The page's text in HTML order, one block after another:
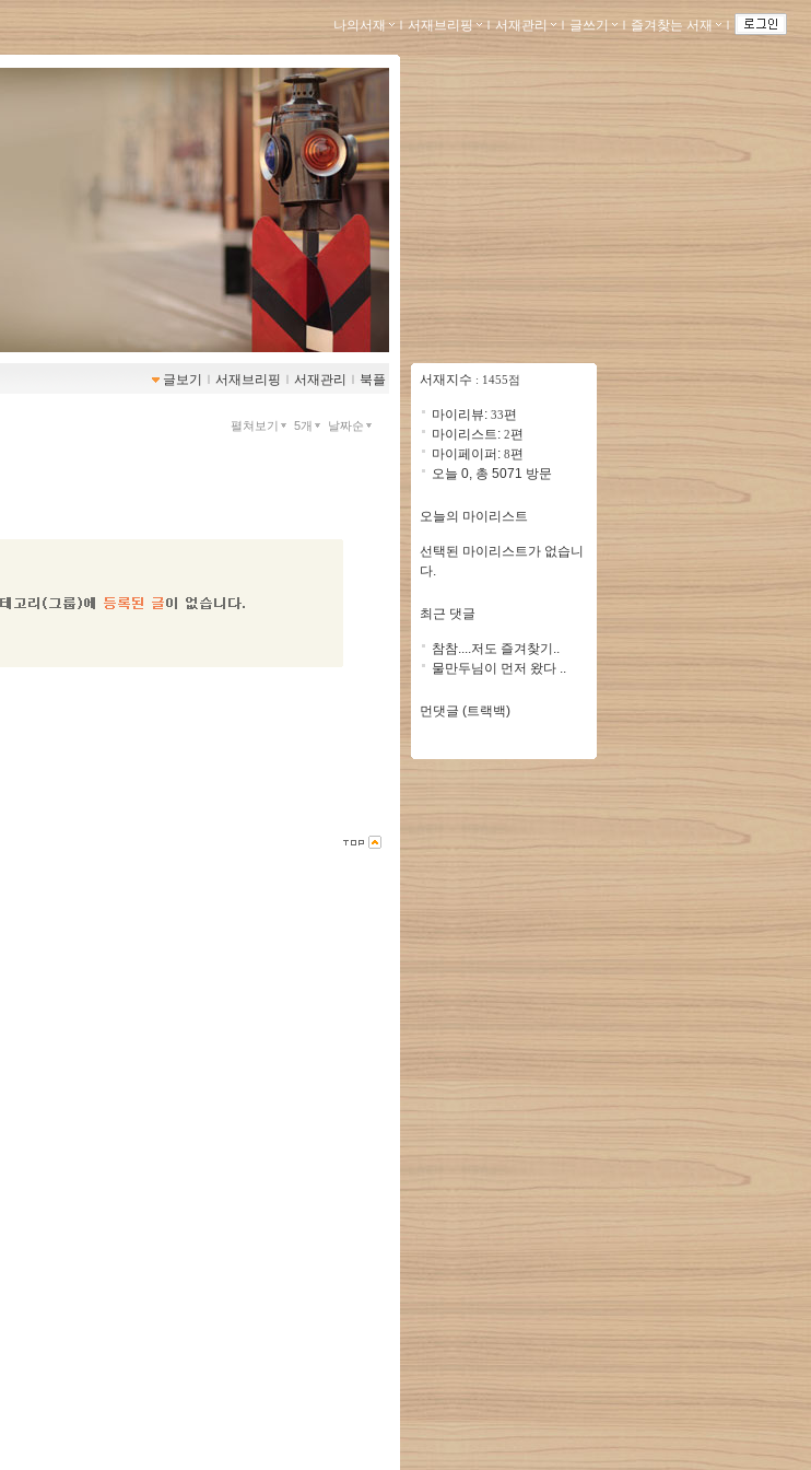
나의서재 ｌ 서재브리핑 ｌ 서재관리 ｌ 글쓰기 ｌ 즐겨찾는 서재 ｌ
글보기 ｌ 서재브리핑 ｌ 서재관리 ｌ 북플
펼쳐보기 5개 날짜순
서재지수 : 1455점
마이리뷰: 33편
마이리스트: 2편
마이페이퍼: 8편
오늘 0, 총 5071 방문
오늘의 마이리스트
선택된 마이리스트가 없습니
다.
최근 댓글
참참....저도 즐겨찾기..
물만두님이 먼저 왔다 ..
먼댓글 (트랙백)